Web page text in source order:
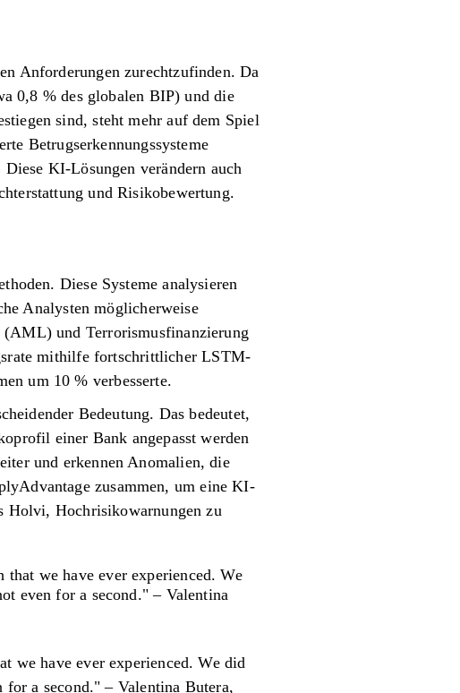
Anforderungen zurechtzufinden. Da
0,8 % des globalen BIP) und die
sind, steht mehr auf dem Spiel
Betrugserkennungssysteme
KI-Lösungen verändern auch
und Risikobewertung.
Diese Systeme analysieren
Analysten möglicherweise
(AML) und Terrorismusfinanzierung
mithilfe fortschrittlicher LSTM-
um 10 % verbesserte.
Bedeutung. Das bedeutet,
einer Bank angepasst werden
und erkennen Anomalien, die
zusammen, um eine KI-
Holvi, Hochrisikowarnungen zu
we have ever experienced. We
even for a second." – Valentina
we have ever experienced. We did
a second." – Valentina Butera,